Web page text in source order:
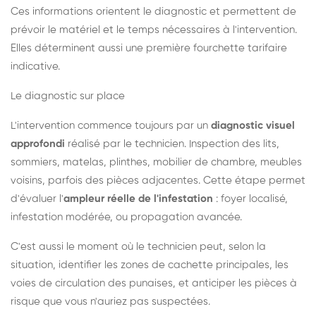
Ces informations orientent le diagnostic et permettent de
prévoir le matériel et le temps nécessaires à l'intervention.
Elles déterminent aussi une première fourchette tarifaire
indicative.
Le diagnostic sur place
L'intervention commence toujours par un diagnostic visuel
approfondi réalisé par le technicien. Inspection des lits,
sommiers, matelas, plinthes, mobilier de chambre, meubles
voisins, parfois des pièces adjacentes. Cette étape permet
d'évaluer l'ampleur réelle de l'infestation : foyer localisé,
infestation modérée, ou propagation avancée.
C'est aussi le moment où le technicien peut, selon la
situation, identifier les zones de cachette principales, les
voies de circulation des punaises, et anticiper les pièces à
risque que vous n'auriez pas suspectées.